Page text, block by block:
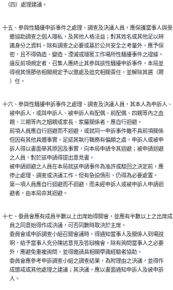
  （四）處理建議。
十五、參與性騷擾申訴事件之處理、調查及決議人員，應保護當事人與受
      邀協助調查之個人隱私，及其他人格法益；對其姓名或其他足以辨
      識身分之資料，除有調查之必要或基於公共安全之考量外，應予保
      密，且不得偽造、變造、湮滅或隱匿工作場所性騷擾事件之證據。
      違反前項規定者，召集人應終止其參與該性騷擾申訴事件，本局並
      得視其情節依相關規定予以懲處及追究相關責任，並解除其選（聘
      ）任。
十六、參與性騷擾申訴事件之處理、調查及決議人員，其本人為申訴人、
      被申訴人，或與申訴人、被申訴人有配偶、前配偶、四親等內之血
      親、三親等內之姻親或家長、家屬關係者，應自行迴避。
      前項人員應自行迴避而不迴避，或就同一申訴事件雖不具前項關係
      但因有其他具體事實，足認其執行職務有偏頗之虞，申訴人或被申
      訴人得以書面舉其原因及事實，向本局申請令其迴避；被申請迴避
      之人員，對於該申請得提出意見書。
      被申請迴避之人員在本局就該申請事件為准許或駁回之決定前，應
      停止處理、調查或決議工作。但有急迫情形，仍得為必要處置。
      第一項人員應自行迴避而不迴避，而未經申訴人或被申訴人申請迴
      避者，由本局命其迴避。
十七、委員會應有成員半數以上出席始得開會，並應有半數以上之出席成
      員之同意始得作成決議，可否同數時取決於主席。
      委員會或申訴調查小組召開會議時，得通知當事人及關係人到場說
      明，給予當事人充分陳述意見及答辯機會，除有詢問當事人之必要
      外，應避免重複詢問，並得邀請具相關學識經驗者協助。
      委員會應參考申訴調查小組之調查結果，為附理由之決議，並得作
      成懲戒或其他處理之建議；其決議，應以書面通知申訴人及被申訴
      人。